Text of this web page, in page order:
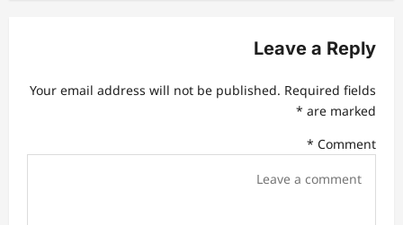
v
g
t
Leave a Reply
Your email address will not be published. Required fields
are marked
*
Comment
*